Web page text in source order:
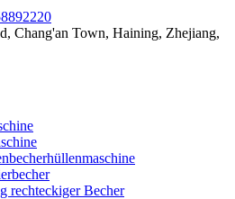
Chang'an Town, Haining, Zhejiang,
rechteckiger Becher